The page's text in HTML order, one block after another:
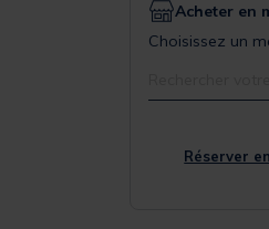
Acheter en
Choisissez un
Réserver